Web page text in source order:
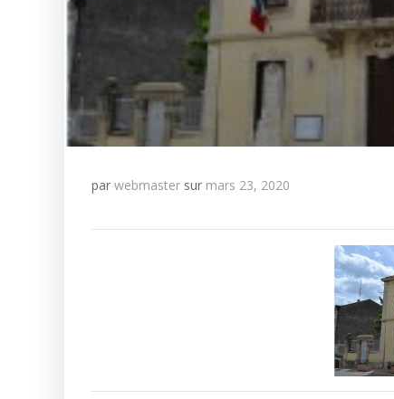
par webmaster sur mars 23, 2020